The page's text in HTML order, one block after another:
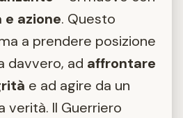
azione. Questo
a prendere posizione
davvero, ad affrontare
e ad agire da un
verità. Il Guerriero